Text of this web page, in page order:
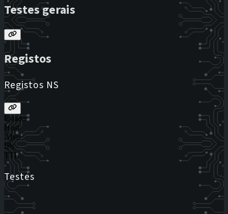
Testes gerais
Registos
Registos NS
Estado
Host
Alvo
IPs
TTL
Testes